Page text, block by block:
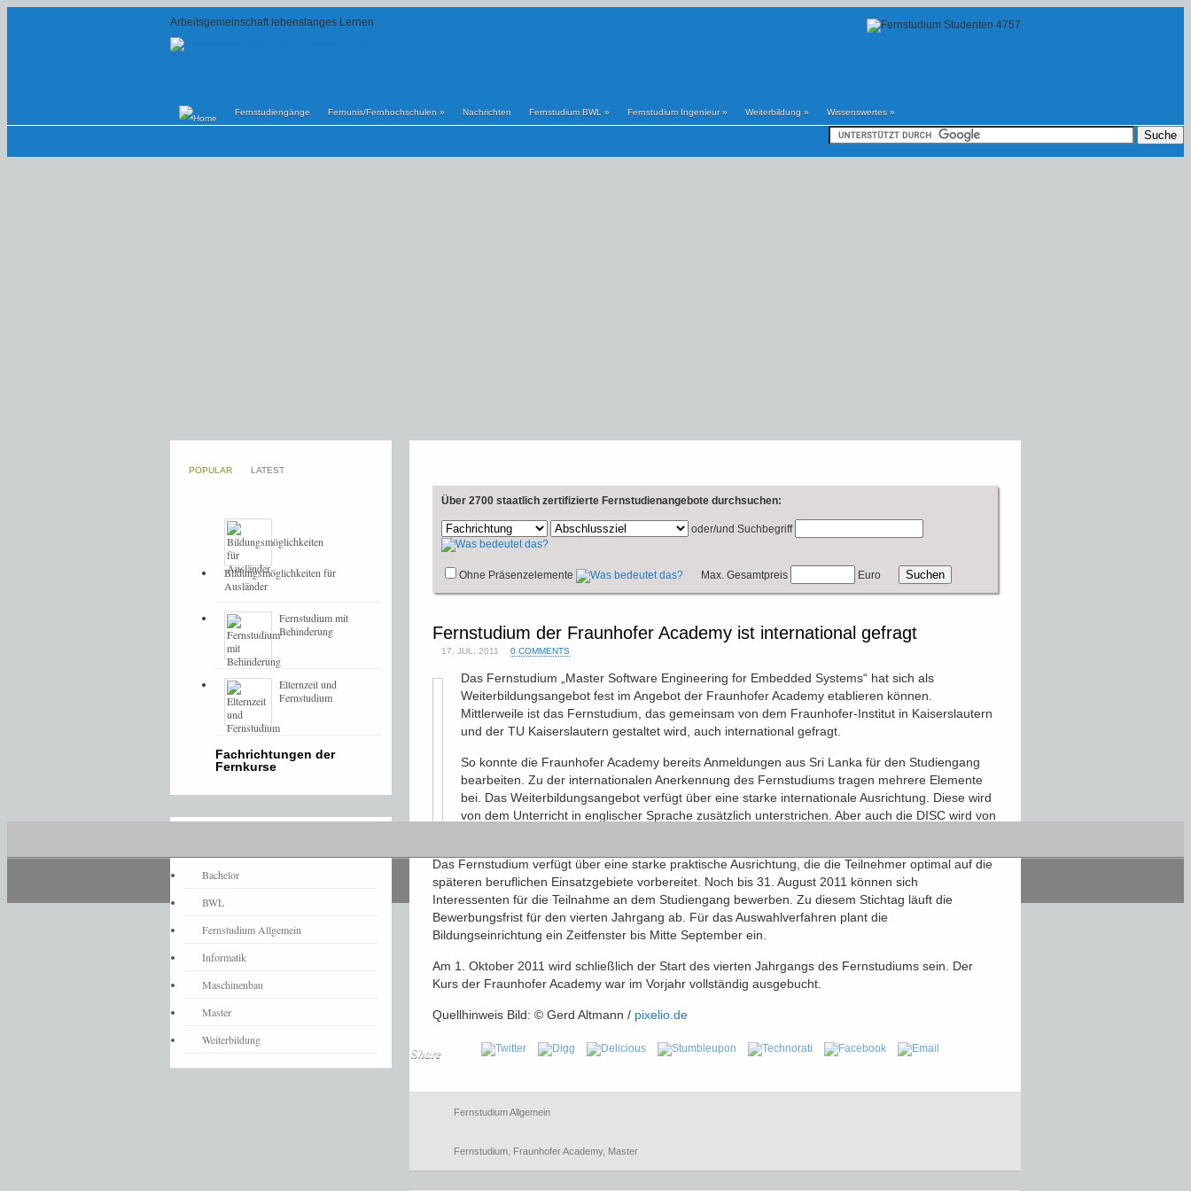
Arbeitsgemeinschaft lebenslanges Lernen
Fernstudiengänge Fernunis/Fernhochschulen » Nachrichten Fernstudium BWL » Fernstudium Ingenieur» Weiterbildung » Wissenswertes »
Über 2700 staatlich zertifizierte Fernstudienangebote durchsuchen:
oder/und Suchbegriff
Ohne Präsenzelemente Max. Gesamtpreis Euro
Fernstudium der Fraunhofer Academy ist international gefragt
17. JUL, 2011 0 COMMENTS
Das Fernstudium „Master Software Engineering for Embedded Systems“ hat sich als
Weiterbildungsangebot fest im Angebot der Fraunhofer Academy etablieren können.
Mittlerweile ist das Fernstudium, das gemeinsam von dem Fraunhofer-Institut in Kaiserslautern
und der TU Kaiserslautern gestaltet wird, auch international gefragt.
So konnte die Fraunhofer Academy bereits Anmeldungen aus Sri Lanka für den Studiengang
bearbeiten. Zu der internationalen Anerkennung des Fernstudiums tragen mehrere Elemente
bei. Das Weiterbildungsangebot verfügt über eine starke internationale Ausrichtung. Diese wird
von dem Unterricht in englischer Sprache zusätzlich unterstrichen. Aber auch die DISC wird von
Das Fernstudium verfügt über eine starke praktische Ausrichtung, die die Teilnehmer optimal auf die
späteren beruflichen Einsatzgebiete vorbereitet. Noch bis 31. August 2011 können sich
Interessenten für die Teilnahme an dem Studiengang bewerben. Zu diesem Stichtag läuft die
Bewerbungsfrist für den vierten Jahrgang ab. Für das Auswahlverfahren plant die
Bildungseinrichtung ein Zeitfenster bis Mitte September ein.
Am 1. Oktober 2011 wird schließlich der Start des vierten Jahrgangs des Fernstudiums sein. Der
Kurs der Fraunhofer Academy war im Vorjahr vollständig ausgebucht.
Quellhinweis Bild: © Gerd Altmann / pixelio.de
Share
Fernstudium Allgemein
Fernstudium Fraunhofer Academy, Master
POPULAR LATEST
Bildungsmöglichkeiten für
Ausländer
Fernstudium mit
Behinderung
Elternzeit und
Fernstudium
Fachrichtungen der
Fernkurse
Bachelor
BWL
Fernstudium Allgemein
Informatik
Maschinenbau
Master
Weiterbildung